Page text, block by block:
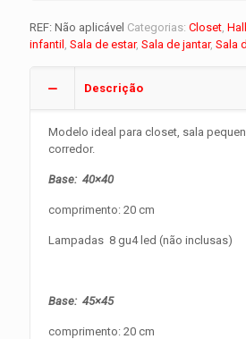
REF: Não aplicável Categorias: Closet Hall
infantil Sala de estar, Sala de jantar, Sala
Descrição
Modelo ideal para closet, sala
corredor.
Base: 40×40
comprimento: 20 cm
Lampadas 8 gu4 led (não inclusas)
Base: 45×45
comprimento: 20 cm